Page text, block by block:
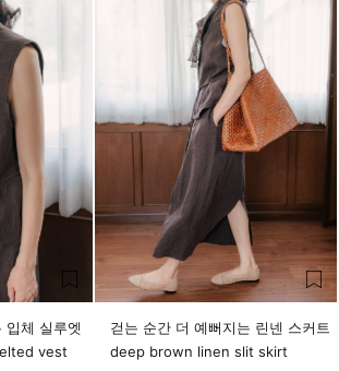
입체 실루엣
vest
걷는 순간 더 예뻐지는 린넨 스커트
deep brown linen slit skirt